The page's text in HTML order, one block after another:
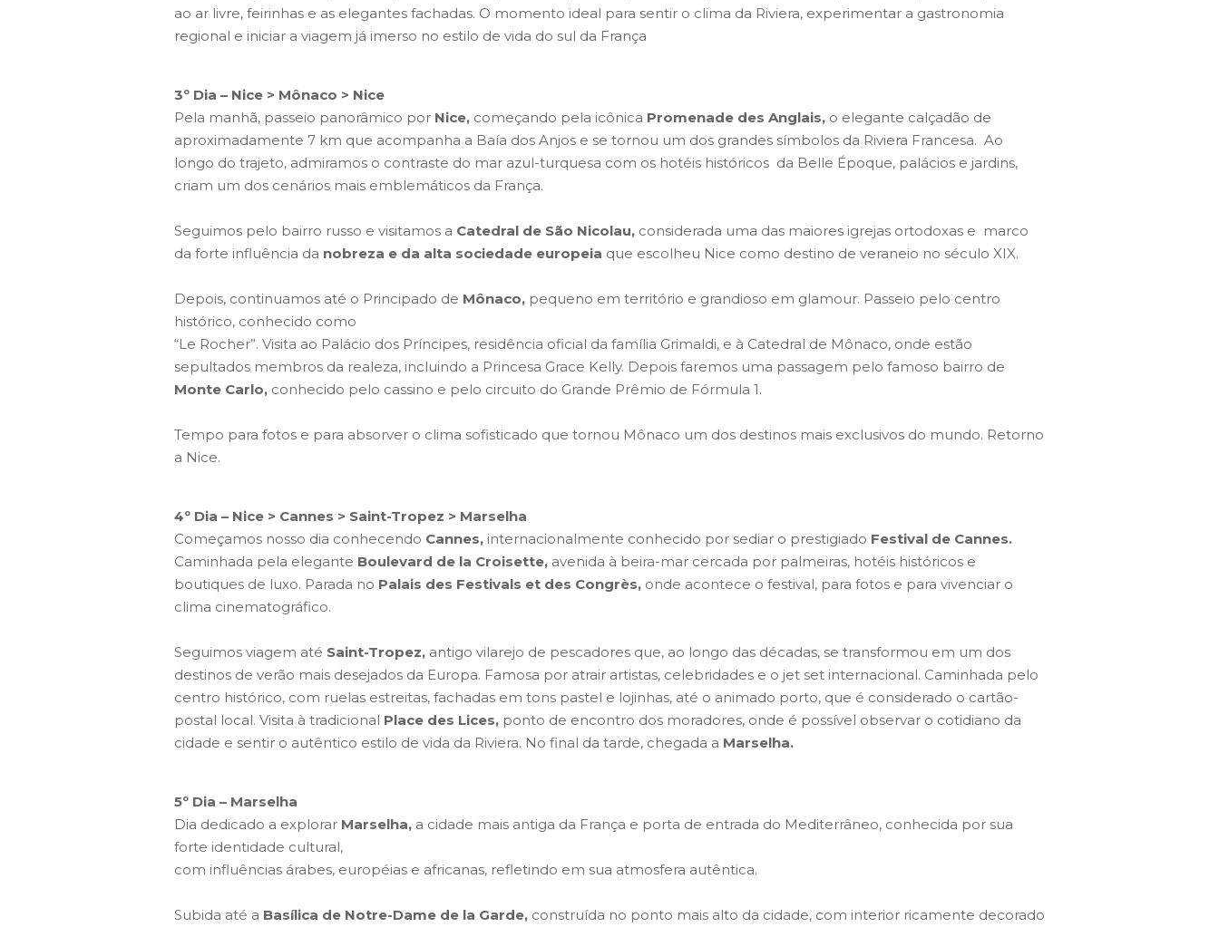
ao ar livre, feirinhas e as elegantes fachadas. O momento ideal para sentir o clima da Riviera, experimentar a gastronomia
regional e iniciar a viagem já imerso no estilo de vida do sul da França
3º Dia – Nice > Mônaco > Nice
Pela manhã, passeio panorâmico por Nice, começando pela icônica Promenade des Anglais, o elegante calçadão de
aproximadamente 7 km que acompanha a Baía dos Anjos e se tornou um dos grandes símbolos da Riviera Francesa. Ao
longo do trajeto, admiramos o contraste do mar azul-turquesa com os hotéis históricos da Belle Époque, palácios e jardins,
criam um dos cenários mais emblemáticos da França.
Seguimos pelo bairro russo e visitamos a Catedral de São Nicolau, considerada uma das maiores igrejas ortodoxas e marco
da forte influência da nobreza e da alta sociedade europeia que escolheu Nice como destino de veraneio no século XIX.
Depois, continuamos até o Principado de Mônaco, pequeno em território e grandioso em glamour. Passeio pelo centro
histórico, conhecido como
“Le Rocher”. Visita ao Palácio dos Príncipes, residência oficial da família Grimaldi, e à Catedral de Mônaco, onde estão
sepultados membros da realeza, incluindo a Princesa Grace Kelly. Depois faremos uma passagem pelo famoso bairro de
Monte Carlo, conhecido pelo cassino e pelo circuito do Grande Prêmio de Fórmula 1.
Tempo para fotos e para absorver o clima sofisticado que tornou Mônaco um dos destinos mais exclusivos do mundo. Retorno
a Nice.
4º Dia – Nice > Cannes > Saint-Tropez > Marselha
Começamos nosso dia conhecendo Cannes, internacionalmente conhecido por sediar o prestigiado Festival de Cannes.
Caminhada pela elegante Boulevard de la Croisette, avenida à beira-mar cercada por palmeiras, hotéis históricos e
boutiques de luxo. Parada no Palais des Festivals et des Congrès, onde acontece o festival, para fotos e para vivenciar o
clima cinematográfico.
Seguimos viagem até Saint-Tropez, antigo vilarejo de pescadores que, ao longo das décadas, se transformou em um dos
destinos de verão mais desejados da Europa. Famosa por atrair artistas, celebridades e o jet set internacional. Caminhada pelo
centro histórico, com ruelas estreitas, fachadas em tons pastel e lojinhas, até o animado porto, que é considerado o cartão-
postal local. Visita à tradicional Place des Lices, ponto de encontro dos moradores, onde é possível observar o cotidiano da
cidade e sentir o autêntico estilo de vida da Riviera. No final da tarde, chegada a Marselha.
5º Dia – Marselha
Dia dedicado a explorar Marselha, a cidade mais antiga da França e porta de entrada do Mediterrâneo, conhecida por sua
forte identidade cultural,
com influências árabes, européias e africanas, refletindo em sua atmosfera autêntica.
Subida até a Basílica de Notre-Dame de la Garde, construída no ponto mais alto da cidade, com interior ricamente decorado